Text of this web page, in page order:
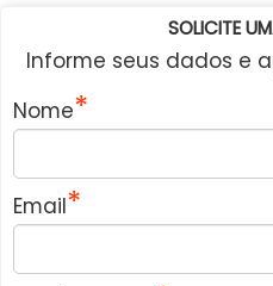
SOLICITE
Informe seus dados e
Nome
Email